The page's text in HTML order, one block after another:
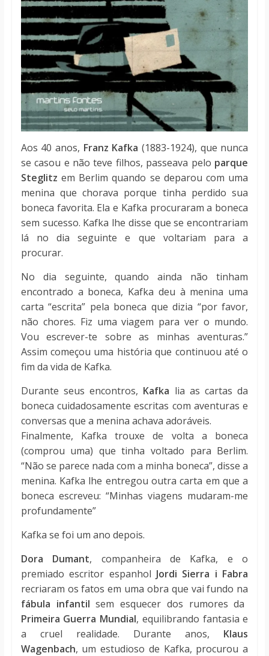
Aos 40 anos, Franz Kafka (1883-1924), que nunca
se casou e não teve filhos, passeava pelo parque
Steglitz em Berlim quando se deparou com uma
menina que chorava porque tinha perdido sua
boneca favorita. Ela e Kafka procuraram a boneca
sem sucesso. Kafka lhe disse que se encontrariam
lá no dia seguinte e que voltariam para a
procurar.
No dia seguinte, quando ainda não tinham
encontrado a boneca, Kafka deu à menina uma
carta “escrita” pela boneca que dizia “por favor,
não chores. Fiz uma viagem para ver o mundo.
Vou escrever-te sobre as minhas aventuras.”
Assim começou uma história que continuou até o
fim da vida de Kafka.
Durante seus encontros, Kafka lia as cartas da
boneca cuidadosamente escritas com aventuras e
conversas que a menina achava adoráveis.
Finalmente, Kafka trouxe de volta a boneca
(comprou uma) que tinha voltado para Berlim.
“Não se parece nada com a minha boneca”, disse a
menina. Kafka lhe entregou outra carta em que a
boneca escreveu: “Minhas viagens mudaram-me
profundamente”
Kafka se foi um ano depois.
Dora Dumant, companheira de Kafka, e o
premiado escritor espanhol Jordi Sierra i Fabra
recriaram os fatos em uma obra que vai fundo na
fábula infantil sem esquecer dos rumores da
Primeira Guerra Mundial, equilibrando fantasia e
a cruel realidade. Durante anos, Klaus
Wagenbach, um estudioso de Kafka, procurou a